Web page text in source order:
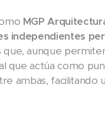
MGP
independientes
aunque
que actúa como
ambas, facilitando